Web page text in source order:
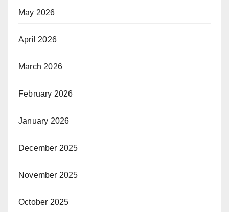
May 2026
April 2026
March 2026
February 2026
January 2026
December 2025
November 2025
October 2025